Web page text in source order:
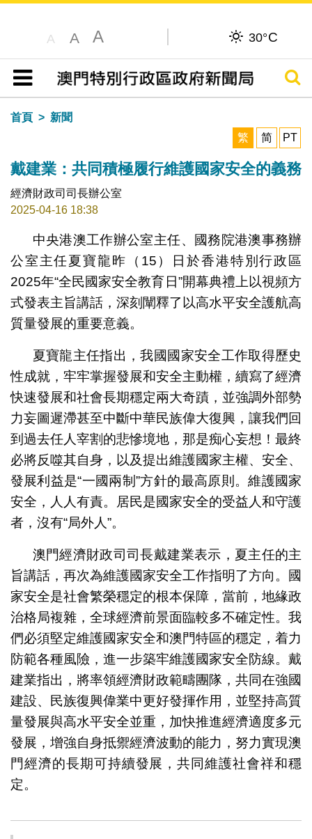
A A A 30°C
目錄
搜尋
首頁
新聞
繁
简 PT
戴建業：共同積極履行維護國家安全的義務
經濟財政司司長辦公室
2025-04-16 18:38
中央港澳工作辦公室主任、國務院港澳事務辦
公室主任夏寶龍昨（15）日於香港特別行政區
2025年“全民國家安全教育日”開幕典禮上以視頻方
式發表主旨講話，深刻闡釋了以高水平安全護航高
質量發展的重要意義。
夏寶龍主任指出，我國國家安全工作取得歷史
性成就，牢牢掌握發展和安全主動權，續寫了經濟
快速發展和社會長期穩定兩大奇蹟，並強調外部勢
力妄圖遲滯甚至中斷中華民族偉大復興，讓我們回
到過去任人宰割的悲慘境地，那是痴心妄想！最終
必將反噬其自身，以及提出維護國家主權、安全、
發展利益是“一國兩制”方針的最高原則。維護國家
安全，人人有責。居民是國家安全的受益人和守護
者，沒有“局外人”。
澳門經濟財政司司長戴建業表示，夏主任的主
旨講話，再次為維護國家安全工作指明了方向。國
家安全是社會繁榮穩定的根本保障，當前，地緣政
治格局複雜，全球經濟前景面臨較多不確定性。我
們必須堅定維護國家安全和澳門特區的穩定，着力
防範各種風險，進一步築牢維護國家安全防線。戴
建業指出，將率領經濟財政範疇團隊，共同在強國
建設、民族復興偉業中更好發揮作用，並堅持高質
量發展與高水平安全並重，加快推進經濟適度多元
發展，增強自身抵禦經濟波動的能力，努力實現澳
門經濟的長期可持續發展，共同維護社會祥和穩
定。